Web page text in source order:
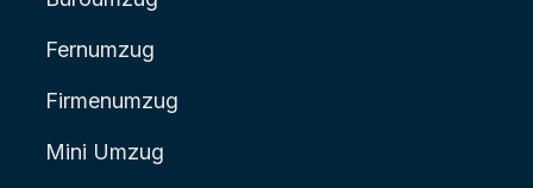
Fernumzug
Firmenumzug
Mini Umzug